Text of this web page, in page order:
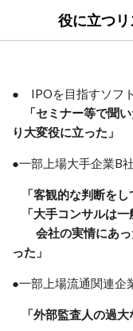
役に立つ
● IPOを目指すソフ
「セミナー等で聞
り大変役に立った」
●一部上場大手企業B社
「客観的な判断をし
「大手コンサルは一
会社の実情にあっ
った」
●一部上場流通関連企
「外部監査人の過大